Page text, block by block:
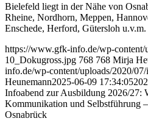
Bielefeld liegt in der Nähe von
Rheine, Nordhorn, Meppen,
Enschede, Herford, Gütersloh u.v.m.
https://www.gfk-info.de/wp-
10_Dokugross.jpg 768 768 Mirja
info.de/wp-content/uploads/2020/
Heunemann2025-06-09 17:34:05
Infoabend zur Ausbildung 2026/27:
Kommunikation und Selbstführung
Osnabrück